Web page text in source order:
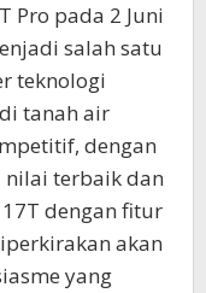
Pro pada 2 Juni
salah satu
teknologi
tanah air
dengan
nilai terbaik dan
dengan fitur
akan
yang